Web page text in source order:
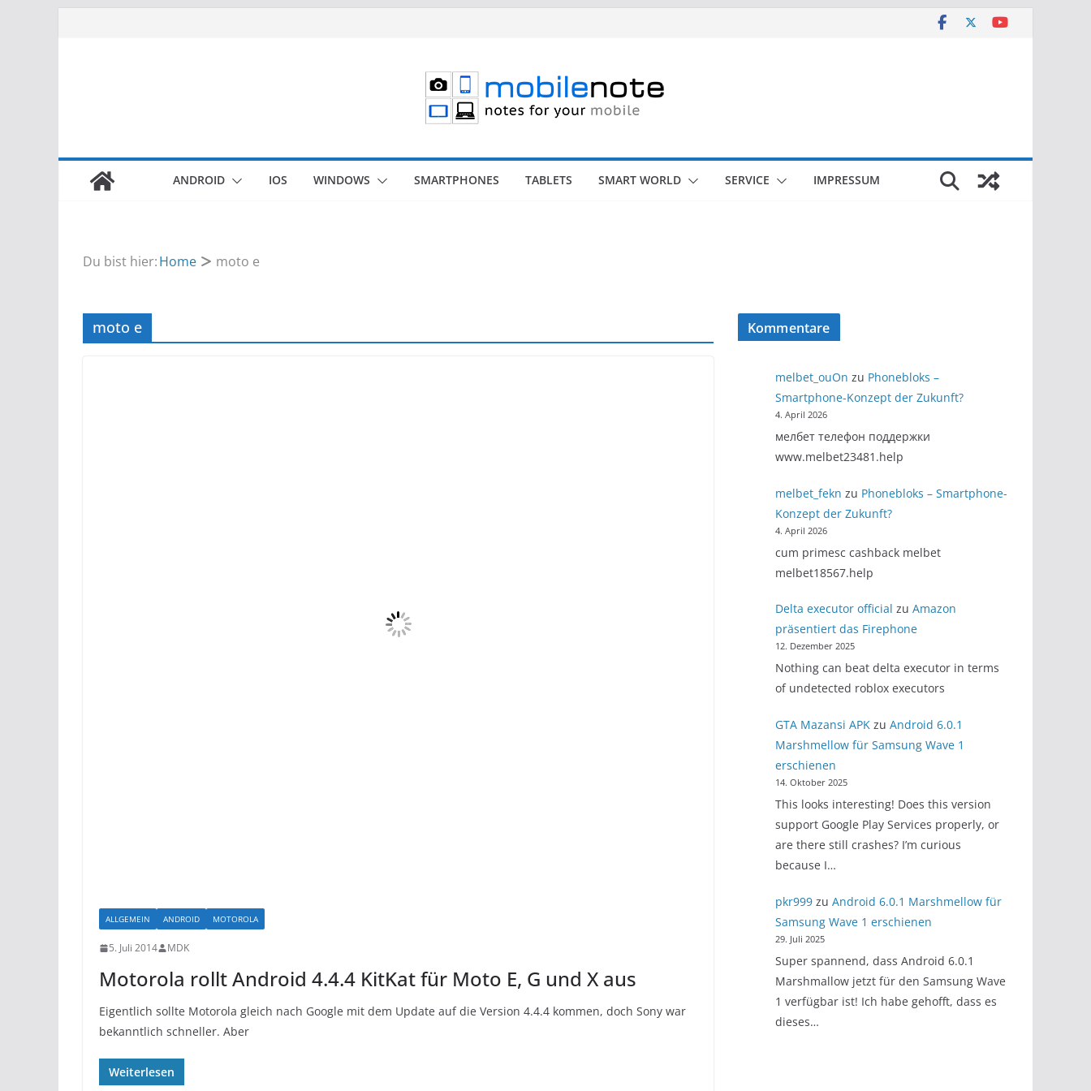
ANDROID IOS WINDOWS SMARTPHONES TABLETS SMART WORLD SERVICE IMPRESSUM
Du bist hier:Home moto e
moto e
ALLGEMEIN ANDROID MOTOROLA
5. Juli 2014 MDK
Motorola rollt Android 4.4.4 KitKat für Moto E, G und X aus
Eigentlich sollte Motorola gleich nach Google mit dem Update auf die Version 4.4.4 kommen, doch Sony war
bekanntlich schneller. Aber
Weiterlesen
Kommentare
melbet_ouOn zu Phonebloks –
Smartphone-Konzept der Zukunft?
4. April 2026
мелбет телефон поддержки
www.melbet23481.help
melbet_fekn zu Phonebloks – Smartphone-
Konzept der Zukunft?
4. April 2026
cum primesc cashback melbet
melbet18567.help
Delta executor official zu Amazon
präsentiert das Firephone
12. Dezember 2025
Nothing can beat delta executor in terms
of undetected roblox executors
GTA Mazansi APKzu Android 6.0.1
Marshmellow für Samsung Wave 1
erschienen
14. Oktober 2025
This looks interesting! Does this version
support Google Play Services properly, or
are there still crashes? I’m curious
because I…
pkr999zu Android 6.0.1 Marshmellow für
Samsung Wave 1 erschienen
29. Juli 2025
Super spannend, dass Android 6.0.1
Marshmallow jetzt für den Samsung Wave
1 verfügbar ist! Ich habe gehofft, dass es
dieses…